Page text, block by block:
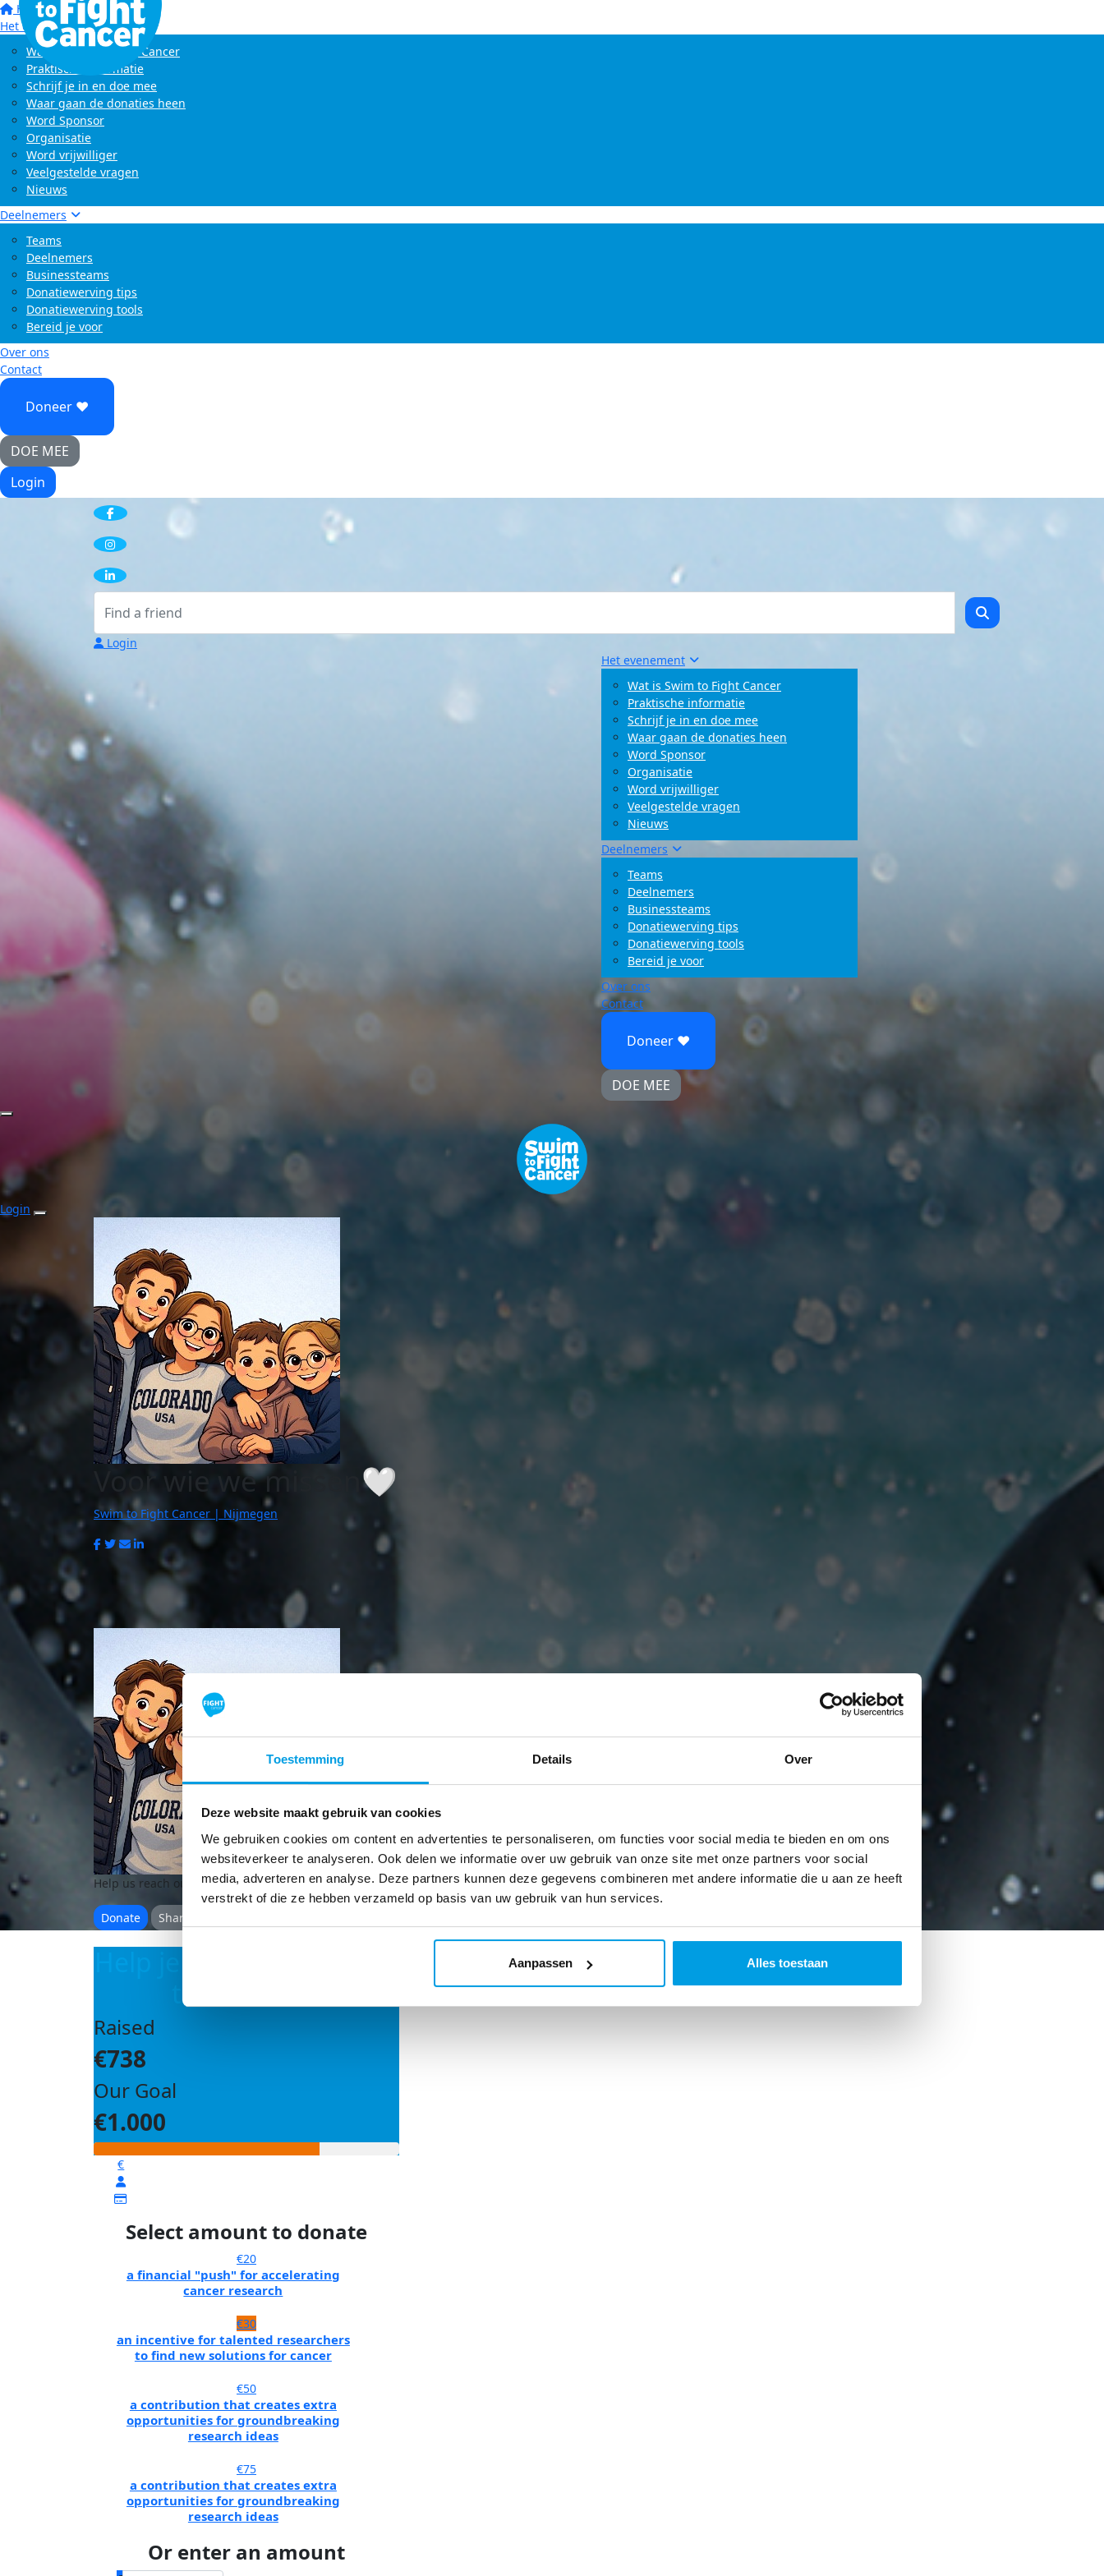
Toestemming Details Over
Deze website maakt gebruik van cookies
We gebruiken cookies om content en advertenties te personaliseren, om functies voor social media te bieden en om ons
websiteverkeer te analyseren. Ook delen we informatie over uw gebruik van onze site met onze partners voor social
media, adverteren en analyse. Deze partners kunnen deze gegevens combineren met andere informatie die u aan ze heeft
verstrekt of die ze hebben verzameld op basis van uw gebruik van hun services.
Aanpassen Alles toestaan
Home
Het evenement
Wat is Swim to Fight Cancer
Praktische informatie
Schrijf je in en doe mee
Waar gaan de donaties heen
Word Sponsor
Organisatie
Word vrijwilliger
Veelgestelde vragen
Nieuws
Deelnemers
Teams
Deelnemers
Businessteams
Donatiewerving tips
Donatiewerving tools
Bereid je voor
Over ons
Contact
Doneer ♥
DOE MEE
Login
Login
Het evenement
Wat is Swim to Fight Cancer
Praktische informatie
Schrijf je in en doe mee
Waar gaan de donaties heen
Word Sponsor
Organisatie
Word vrijwilliger
Veelgestelde vragen
Nieuws
Deelnemers
Teams
Deelnemers
Businessteams
Donatiewerving tips
Donatiewerving tools
Bereid je voor
Over ons
Contact
Doneer ♥
DOE MEE
Login
Voor wie we missen🤍
Swim to Fight Cancer | Nijmegen
Help us reach our goal of €1,000
Donate Share
te bereiken?
Raised
€738
Our Goal
€1.000
€
Select amount to donate
€20
a financial "push" for accelerating
cancer research
€30
an incentive for talented researchers
to find new solutions for cancer
€50
a contribution that creates extra
opportunities for groundbreaking
research ideas
€75
a contribution that creates extra
opportunities for groundbreaking
research ideas
Or enter an amount